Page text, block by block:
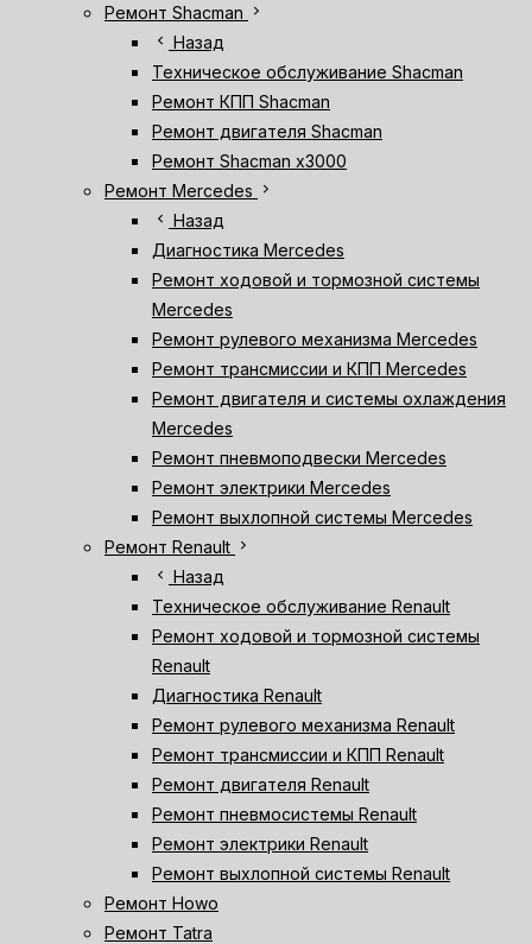
Ремонт Shacman
chevron_right
chevron_left Назад
Техническое обслуживание Shacman
Ремонт КПП Shacman
Ремонт двигателя Shacman
Ремонт Shacman х3000
Ремонт Mercedes
chevron_right
chevron_left Назад
Диагностика Mercedes
Ремонт ходовой и тормозной системы
Mercedes
Ремонт рулевого механизма Mercedes
Ремонт трансмиссии и КПП Mercedes
Ремонт двигателя и системы охлаждения
Mercedes
Ремонт пневмоподвески Mercedes
Ремонт электрики Mercedes
Ремонт выхлопной системы Mercedes
Ремонт Renault chevron_right
chevron_left Назад
Техническое обслуживание Renault
Ремонт ходовой и тормозной системы
Renault
Диагностика Renault
Ремонт рулевого механизма Renault
Ремонт трансмиссии и КПП Renault
Ремонт двигателя Renault
Ремонт пневмосистемы Renault
Ремонт электрики Renault
Ремонт выхлопной системы Renault
Ремонт Howo
Ремонт Tatra